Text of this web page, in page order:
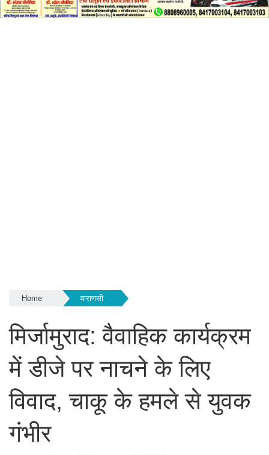
Home वाराणसी
मिर्जामुराद: वैवाहिक कार्यक्रम
में डीजे पर नाचने के लिए
विवाद, चाकू के हमले से युवक
गंभीर